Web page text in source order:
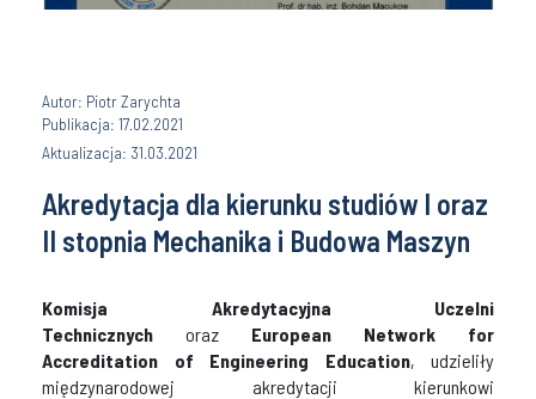
Autor: Piotr Zarychta
Publikacja: 17.02.2021
Aktualizacja: 31.03.2021
Akredytacja dla kierunku studiów I oraz
II stopnia Mechanika i Budowa Maszyn
Komisja Akredytacyjna Uczelni
Technicznych oraz European Network for
Accreditation of Engineering Education, udzieliły
międzynarodowej akredytacji kierunkowi